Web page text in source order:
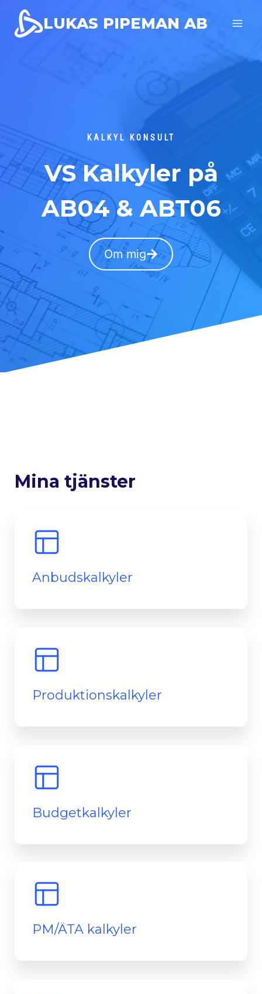
content
LUKAS PIPEMAN AB
KALKYL KONSULT
VS Kalkyler på
AB04 & ABT06
Om mig
Mina tjänster
Anbudskalkyler
Produktionskalkyler
Budgetkalkyler
PM/ÄTA kalkyler